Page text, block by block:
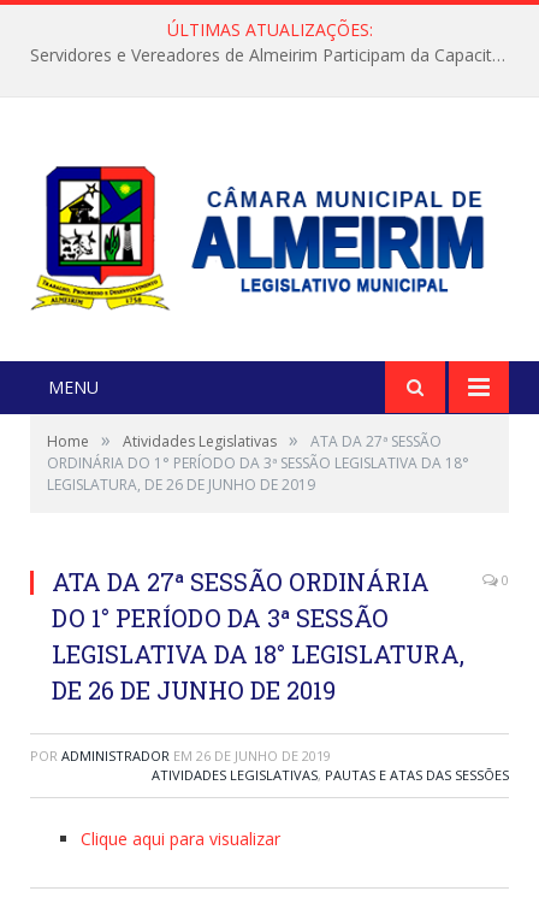
ÚLTIMAS ATUALIZAÇÕES:
Servidores e Vereadores de Almeirim Participam da Capacitação “Orientar é a Nossa Missão”
MENU
Home » Atividades Legislativas »
ATA DA 27ª SESSÃO
ORDINÁRIA DO 1° PERÍODO DA 3ª SESSÃO LEGISLATIVA DA 18°
LEGISLATURA, DE 26 DE JUNHO DE 2019
ATA DA 27ª SESSÃO ORDINÁRIA
DO 1° PERÍODO DA 3ª SESSÃO
LEGISLATIVA DA 18° LEGISLATURA,
DE 26 DE JUNHO DE 2019
0
POR ADMINISTRADOR EM 26 DE JUNHO DE 2019
ATIVIDADES LEGISLATIVAS, PAUTAS E ATAS DAS SESSÕES
Clique aqui para visualizar